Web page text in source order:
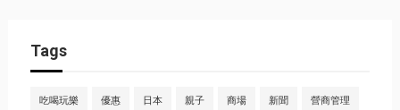
Tags
吃喝玩樂 優惠 日本 親子 商場 新聞 營商管理